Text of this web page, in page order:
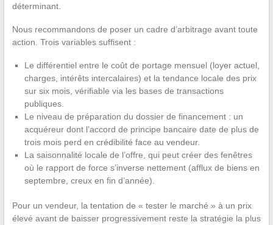
déterminant.
Nous recommandons de poser un cadre d’arbitrage avant toute
action. Trois variables suffisent :
Le différentiel entre le coût de portage mensuel (loyer actuel,
charges, intérêts intercalaires) et la tendance locale des prix
sur six mois, vérifiable via les bases de transactions
publiques.
Le niveau de préparation du dossier de financement : un
acquéreur dont l’accord de principe bancaire date de plus de
trois mois perd en crédibilité face au vendeur.
La saisonnalité locale de l’offre, qui peut créer des fenêtres
où le rapport de force s’inverse nettement (afflux de biens en
septembre, creux en fin d’année).
Pour un vendeur, la tentation de « tester le marché » à un prix
élevé avant de baisser progressivement reste la stratégie la plus